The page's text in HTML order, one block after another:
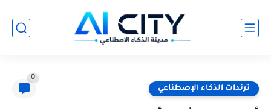
ترندات الذكاء الإصطناعي
0